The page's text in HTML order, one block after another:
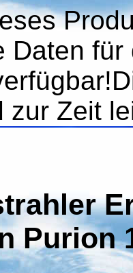
Daten
zur Zeit
Purion